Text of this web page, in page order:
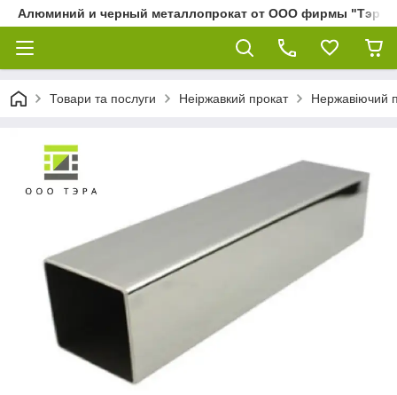
Алюминий и черный металлопрокат от ООО фирмы "Тэра"
Товари та послуги Неіржавкий прокат Нержавіючий